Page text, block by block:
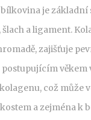
je základní
šlach a ligament.
zajišťuje
věkem
což může
a zejména k